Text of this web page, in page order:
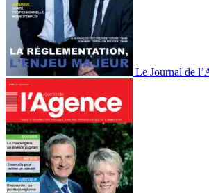
Le Journal de